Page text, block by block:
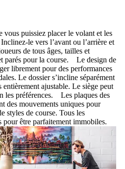
vous puissiez placer le volant et les
le vers l’avant ou l’arrière et
de tous âges, tailles et
parés pour la course. Le design de
librement pour des performances
Le dossier s’incline séparément
ajustable. Le siège peut
les préférences. Les plaques des
des mouvements uniques pour
styles de course. Tous les
pour être parfaitement immobiles.